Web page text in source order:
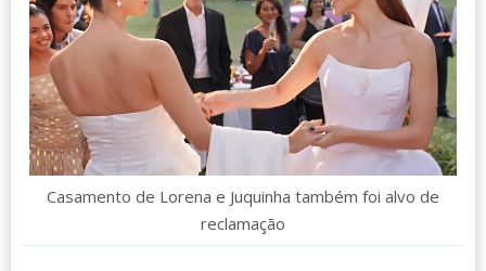
Casamento de Lorena e Juquinha também foi alvo de
reclamação